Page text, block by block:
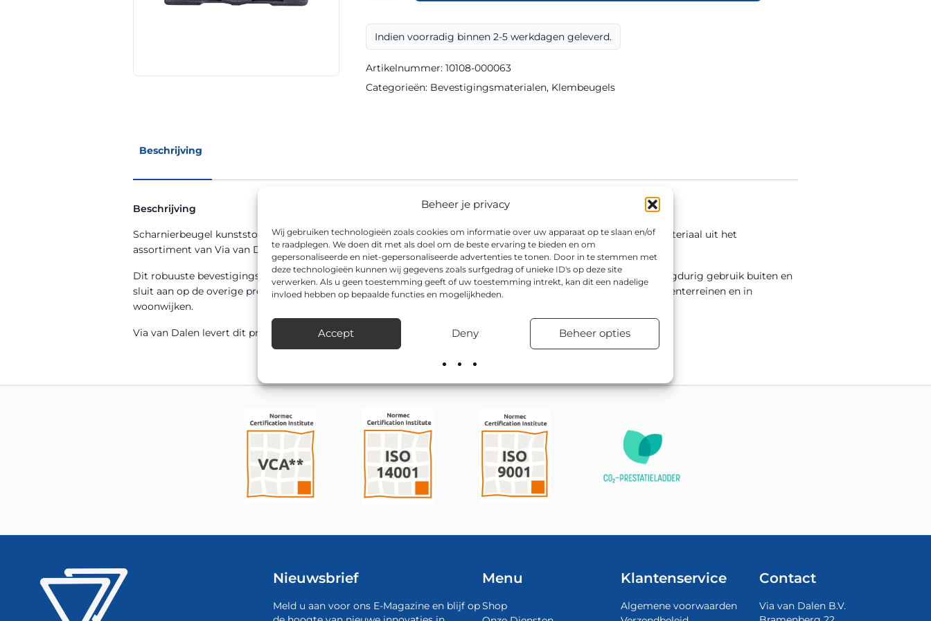
Beheer je privacy
Wij gebruiken technologieën zoals cookies om informatie over uw apparaat op te slaan en/of
te raadplegen. We doen dit met als doel om de beste ervaring te bieden en om
gepersonaliseerde en niet-gepersonaliseerde advertenties te tonen. Door in te stemmen met
deze technologieën kunnen wij gegevens zoals surfgedrag of unieke ID's op deze site
verwerken. Als u geen toestemming geeft of uw toestemming intrekt, kan dit een nadelige
invloed hebben op bepaalde functies en mogelijkheden.
Accept Deny Beheer opties
48,3
mm
120
mm
Indien voorradig binnen 2-5 werkdagen geleverd.
Artikelnummer: 10108-000063
Categorieën: Bevestigingsmaterialen, Klembeugels
Beschrijving
Beschrijving
Scharnierbeugel kunststof rond 48,3 mm steek 120 mm Ribline is een kwalitatief hoogwaardig bevestigingsmateriaal uit het
assortiment van Via van Dalen (artikelnummer 10108-000063).
Dit robuuste bevestigingsmateriaal wordt veel toegepast bij verkeersvoorzieningen. Het is ontworpen voor langdurig gebruik buiten en
sluit aan op de overige producten uit ons assortiment. Toepassing is mogelijk op gemeentelijke wegen, bedrijventerreinen en in
woonwijken.
Via van Dalen levert dit product direct uit voorraad en verzorgt desgewenst ook de montage en plaatsing.
Nieuwsbrief
Meld u aan voor ons E-Magazine en blijf op
Menu
Shop
Klantenservice
Algemene voorwaarden
Contact
Via van Dalen B.V.